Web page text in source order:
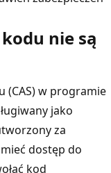
nie są
(CAS) w programie
jako
za
dostęp do
kod